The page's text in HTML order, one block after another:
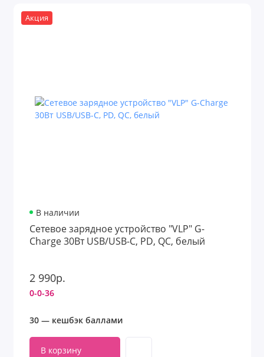
Акция
В наличии
Сетевое зарядное устройство "VLP" G-
Charge 30Вт USB/USB-C, PD, QC, белый
2 990р.
0-0-36
30 — кешбэк баллами
В корзину